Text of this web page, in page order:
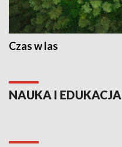
Czas w las
NAUKA I EDUKACJA